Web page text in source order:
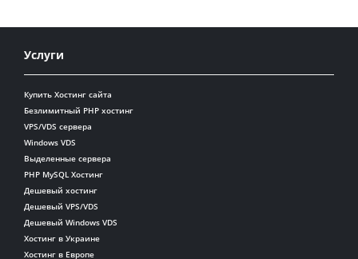
Услуги
Купить Хостинг сайта
Безлимитный PHP хостинг
VPS/VDS сервера
Windows VDS
Выделенные сервера
PHP MySQL Хостинг
Дешевый хостинг
Дешевый VPS/VDS
Дешевый Windows VDS
Хостинг в Украине
Хостинг в Европе